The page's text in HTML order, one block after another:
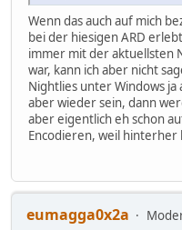
Wenn das auch auf mich
bei der hiesigen ARD
immer mit der aktuellsten
war, kann ich aber nicht
Nightlies unter Windows ja
aber wieder sein, dann
aber eigentlich eh schon
Encodieren, weil hinterher
eumagga0x2a